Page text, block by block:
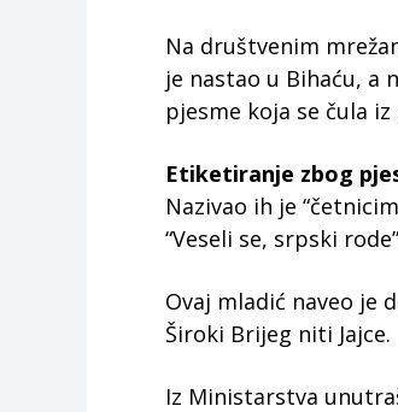
Na društvenim
je nastao u Bihaću, a
pjesme koja se čula
Etiketiranje zbog
Nazivao ih je
“Veseli se, srpski
Ovaj mladić naveo je
Široki Brijeg niti Jajce.
Iz Ministarstva